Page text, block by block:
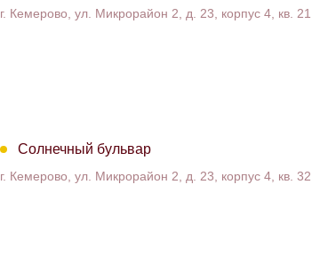
г. Кемерово, ул. Микрорайон 2, д. 23, корпус 4, кв. 21
Солнечный бульвар
г. Кемерово, ул. Микрорайон 2, д. 23, корпус 4, кв. 32